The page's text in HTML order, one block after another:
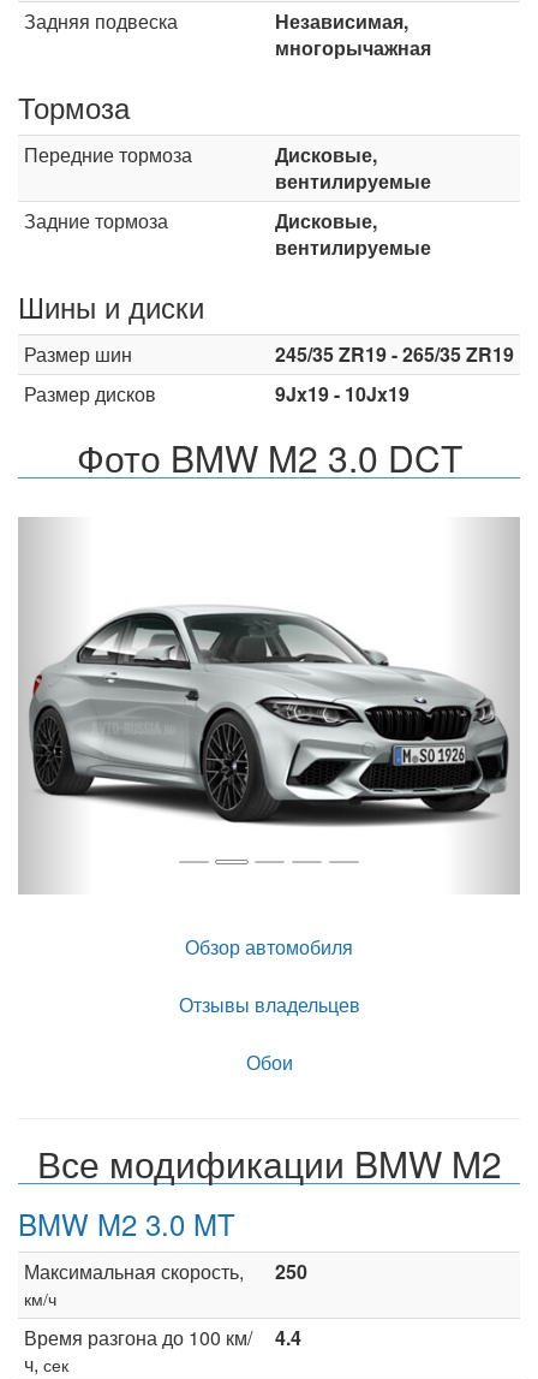
Задняя подвеска
Независимая,
многорычажная
Тормоза
Передние тормоза
Дисковые,
вентилируемые
Задние тормоза
Дисковые,
вентилируемые
Шины и диски
Размер шин
245/35 ZR19 - 265/35 ZR19
Размер дисков
9Jx19 - 10Jx19
Фото BMW M2 3.0 DCT
Обзор автомобиля
Отзывы владельцев
Обои
Все модификации BMW M2
BMW M2 3.0 MT
Максимальная скорость,
км/ч
250
Время разгона до 100 км/
ч, сек
4.4